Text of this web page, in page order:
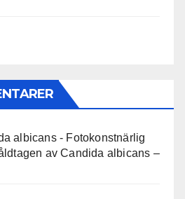
albicans - Fotokonstnärlig
av Candida albicans –